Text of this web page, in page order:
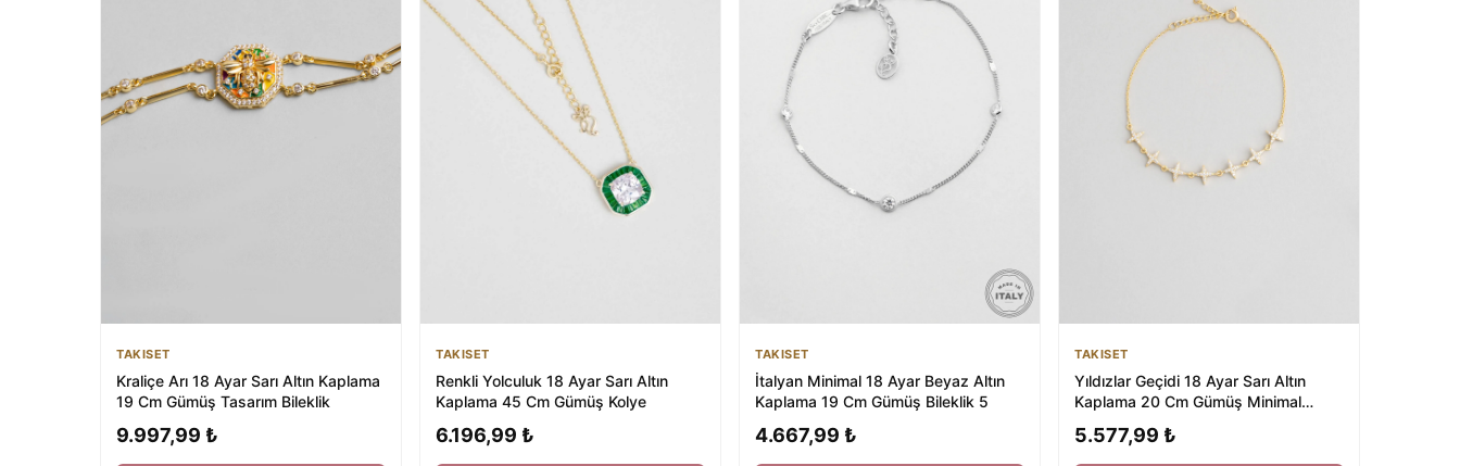
TAKISET
Kraliçe Arı 18 Ayar Sarı Altın Kaplama
19 Cm Gümüş Tasarım Bileklik
9.997,99 ₺
TAKISET
Renkli Yolculuk 18 Ayar Sarı Altın
Kaplama 45 Cm Gümüş Kolye
6.196,99 ₺
TAKISET
İtalyan Minimal 18 Ayar Beyaz Altın
Kaplama 19 Cm Gümüş Bileklik 5
4.667,99 ₺
TAKISET
Yıldızlar Geçidi 18 Ayar Sarı Altın
Kaplama 20 Cm Gümüş Minimal
5.577,99 ₺